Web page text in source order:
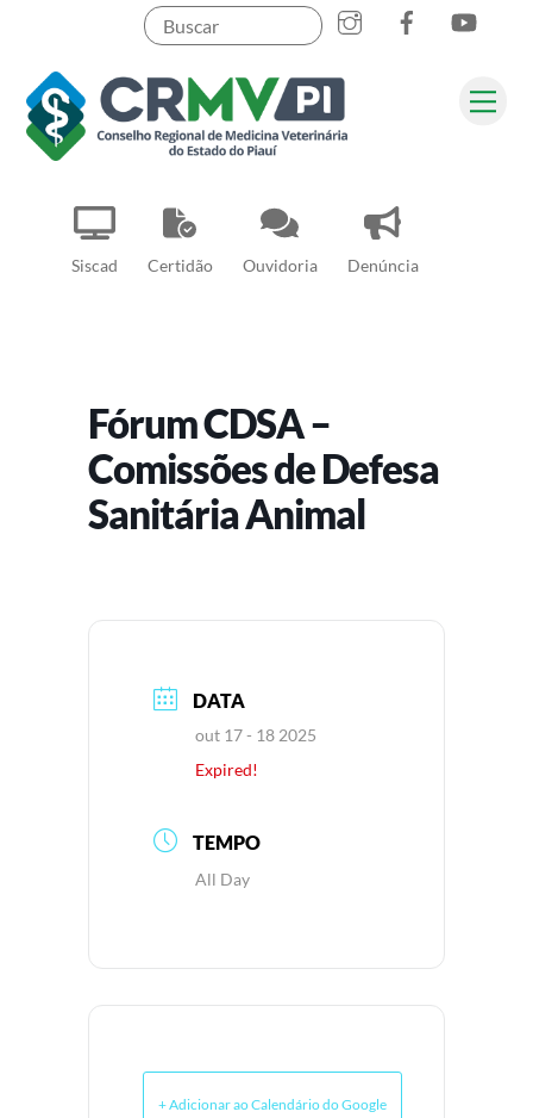
content
Siscad Certidão Ouvidoria Denúncia
InstagramFacebook
Pesquisar
Fórum CDSA –
Comissões de Defesa
Sanitária Animal
DATA
out 17 - 18 2025
Expired!
TEMPO
All Day
+ Adicionar ao Calendário do Google